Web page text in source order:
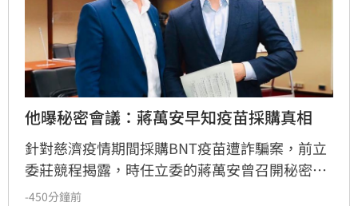
他曝秘密會議：蔣萬安早知疫苗採購真相
針對慈濟疫情期間採購BNT疫苗遭詐騙案，前立
委莊競程揭露，時任立委的蔣萬安曾召開秘密會
議，陳時中於會中詳述疫苗採購困境與國際壓
-450分鐘前